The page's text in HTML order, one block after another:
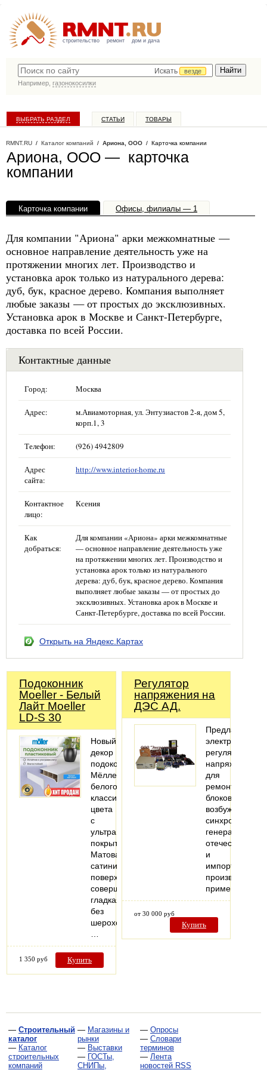
строительство ремонт дом и дача
Искать
везде
Например, газонокосилки
ВЫБРАТЬ РАЗДЕЛ СТАТЬИ ТОВАРЫ
RMNT.RU / Каталог компаний / Ариона, ООО / Карточка компании
Ариона, ООО — карточка
компании
Карточка компании Офисы, филиалы — 1
Для компании "Ариона" арки межкомнатные —
основное направление деятельность уже на
протяжении многих лет. Производство и
установка арок только из натурального дерева:
дуб, бук, красное дерево. Компания выполняет
любые заказы — от простых до эксклюзивных.
Установка арок в Москве и Санкт-Петербурге,
доставка по всей России.
Контактные данные
Город: Москва
Адрес:
м.Авиамоторная, ул. Энтузиастов 2-я, дом 5,
корп.1, 3
Телефон: (926) 4942809
Адрес
сайта:
http://www.interior-home.ru
Контактное
лицо:
Ксения
Как
добраться:
Для компании «Ариона» арки межкомнатные
— основное направление деятельность уже
на протяжении многих лет. Производство и
установка арок только из натурального
дерева: дуб, бук, красное дерево. Компания
выполняет любые заказы — от простых до
эксклюзивных. Установка арок в Москве и
Санкт-Петербурге, доставка по всей России.
Открыть на Яндекс.Картах
Подоконник
Moeller - Белый
Лайт Moeller
LD-S 30
Новый
декор
подоконников
Мёллер
белого
классического
цвета
с
ультраматовым
покрытием.
Матовая
сатинированная
поверхность
совершенно
гладкая
без
шероховатостей,
1 350 руб Купить
Регулятор
напряжения на
ДЭС АД.
Предлагаем
электронные
регуляторы
напряжения
для
ремонта
блоков
возбуждения
синхронных
генераторов
отечественного
и
импортного
производства,
от 30 000 руб
Купить
— Строительный
каталог
— Каталог
строительных
компаний
— Магазины и
рынки
— Выставки
— ГОСТы,
СНИПы,
— Опросы
— Словари
терминов
— Лента
новостей RSS